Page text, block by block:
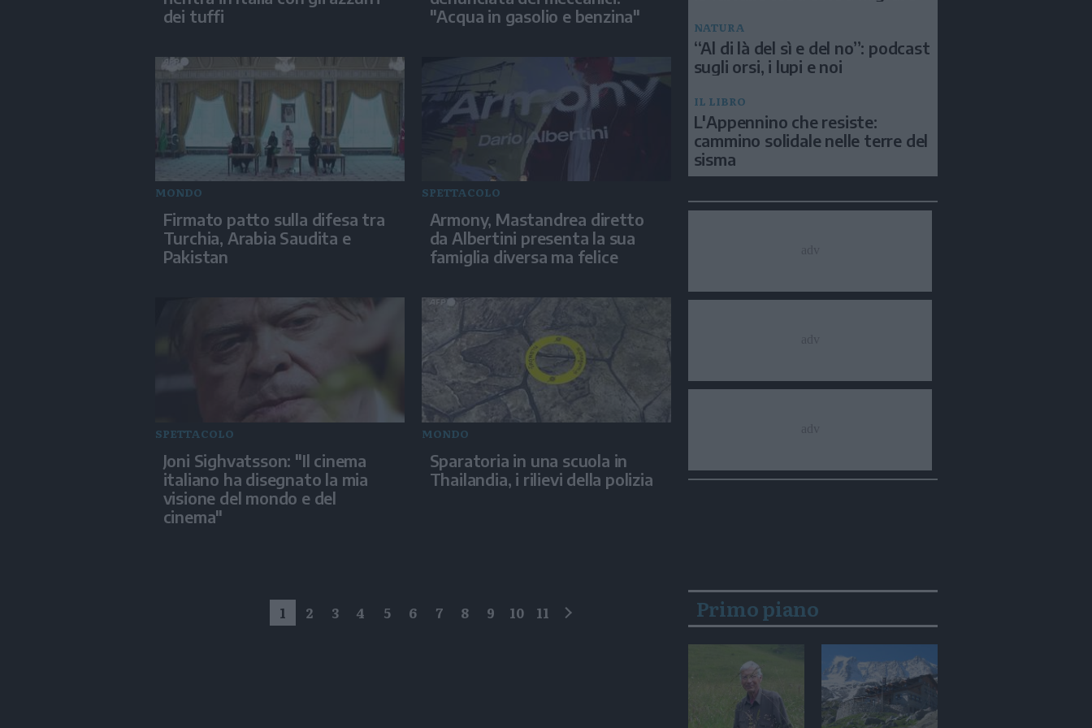
dei tuffi
"Acqua in gasolio e benzina"
MONDO
Firmato patto sulla difesa tra
Turchia, Arabia Saudita e
Pakistan
SPETTACOLO
Armony, Mastandrea diretto
da Albertini presenta la sua
famiglia diversa ma felice
SPETTACOLO
Joni Sighvatsson: "Il cinema
italiano ha disegnato la mia
visione del mondo e del
cinema"
MONDO
Sparatoria in una scuola in
Thailandia, i rilievi della polizia
1 2 3 4 5 6 7 8 9 10 11
NATURA
“Al di là del sì e del no”: podcast
sugli orsi, i lupi e noi
IL LIBRO
L'Appennino che resiste:
cammino solidale nelle terre del
sisma
Primo piano